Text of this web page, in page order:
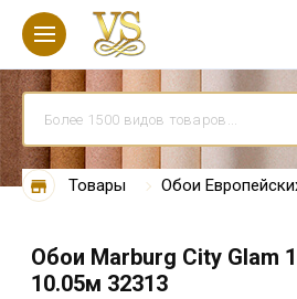
Товары Обои
Обои Marburg City Glam
10.05м 32313